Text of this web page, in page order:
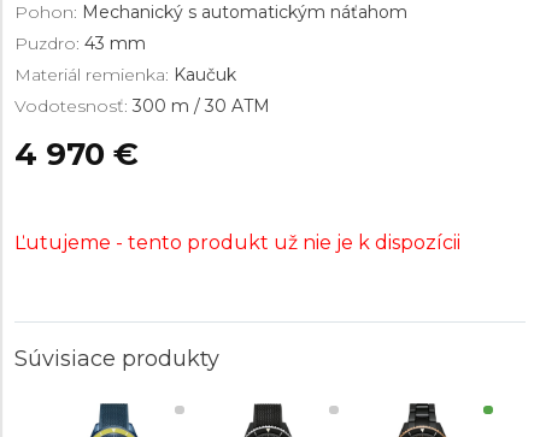
Pohon: Mechanický s automatickým náťahom
Puzdro: 43 mm
Materiál remienka: Kaučuk
Vodotesnosť: 300 m / 30 ATM
4 970 €
Ľutujeme - tento produkt už nie je k dispozícii
Súvisiace produkty